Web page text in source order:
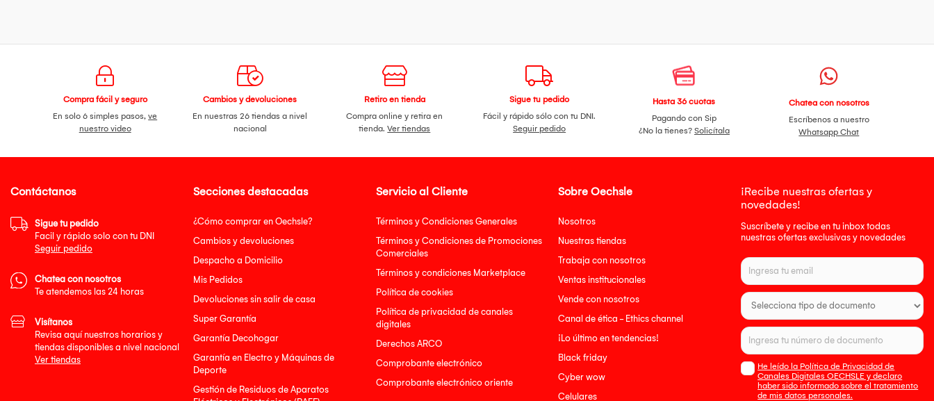
Compra fácil y seguro
En solo 6 simples pasos,ve
nuestro video
Cambios y devoluciones
En nuestras 26 tiendas a nivel
nacional
Retiro en tienda
Compra online y retira en
tienda.Ver tiendas
Sigue tu pedido
Fácil y rápido sólo con tu DNI.
Seguir pedido
Hasta 36 cuotas
Pagando con Sip
¿No la tienes? Solicítala
Chatea con nosotros
Escríbenos a nuestro
Whatsapp Chat
Secciones destacadas
¿Cómo comprar en Oechsle?
Cambios y devoluciones
Despacho a Domicilio
Mis Pedidos
Devoluciones sin salir de casa
Super Garantía
Garantía Decohogar
Garantía en Electro y Máquinas de
Deporte
Gestión de Residuos de Aparatos
Servicio al Cliente
Términos y Condiciones Generales
Términos y Condiciones de Promociones
Comerciales
Términos y condiciones Marketplace
Política de cookies
Política de privacidad de canales
digitales
Derechos ARCO
Comprobante electrónico
Comprobante electrónico oriente
Sobre Oechsle
Nosotros
Nuestras tiendas
Trabaja con nosotros
Ventas institucionales
Vende con nosotros
Canal de ética - Ethics channel
¡Lo último en tendencias!
Black friday
Cyber wow
Celulares
¡Recibe nuestras ofertas y
novedades!
Suscríbete y recibe en tu inbox todas
nuestras ofertas exclusivas y novedades
He leído la Política de Privacidad de
Canales Digitales OECHSLE y declaro
haber sido informado sobre el tratamiento
de mis datos personales.
Contáctanos
Sigue tu pedido
Facil y rápido solo con tu DNI
Seguir pedido
Chatea con nosotros
Te atendemos las 24 horas
Visítanos
Revisa aquí nuestros horarios y
tiendas disponibles a nivel nacional
Ver tiendas